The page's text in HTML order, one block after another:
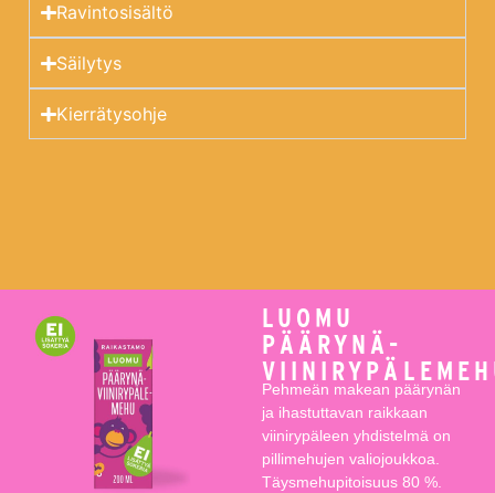
Ravintosisältö
Säilytys
Kierrätysohje
LUOMU
PÄÄRYNÄ-
Pehmeän makean päärynän
ja ihastuttavan raikkaan
viinirypäleen yhdistelmä on
pillimehujen valiojoukkoa.
Täysmehupitoisuus 80 %.